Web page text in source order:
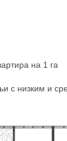
на 1 га
с низким и